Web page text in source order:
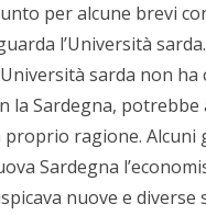
per alcune brevi
l’Università
sarda non
la Sardegna, potrebbe
proprio ragione. Alcuni
Sardegna
nuove e diverse